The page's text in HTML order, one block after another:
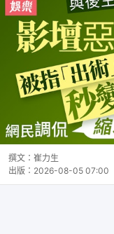
撰文： 崔力生
出版： 2026-08-05 07:00